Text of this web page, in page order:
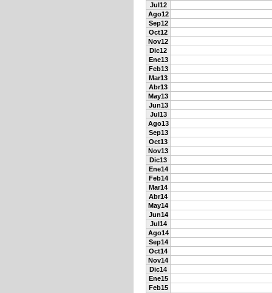
Jul12
Ago12
Sep12
Oct12
Nov12
Dic12
Ene13
Feb13
Mar13
Abr13
May13
Jun13
Jul13
Ago13
Sep13
Oct13
Nov13
Dic13
Ene14
Feb14
Mar14
Abr14
May14
Jun14
Jul14
Ago14
Sep14
Oct14
Nov14
Dic14
Ene15
Feb15